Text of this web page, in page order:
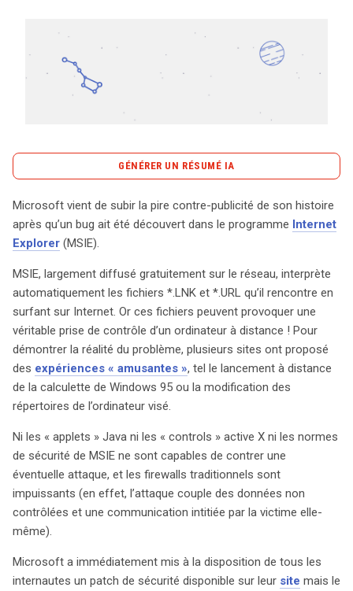
CONTACT
GÉNÉRER UN RÉSUMÉ IA
Microsoft fait face à une crise sans précédent après la
découverte d’un bug dans son navigateur Internet
de prendre le contrôle à distance d’un ordinateur. Ce
problème, qui touche un logiciel largement utilisé et
diffusé gratuitement, a suscité une onde de choc dans
le monde numérique. Plusieurs sites ont mis en place
des démonstrations provocantes, comme le lancement
à distance de la calculette de Windows 95, illustrant la
gravité de la situation. Les protections habituelles, y
compris les « applets » Java et les contrôles ActiveX,
ainsi que les normes de sécurité de MSIE, se sont
révélées inefficaces face à cette vulnérabilité. Les pare-
feu traditionnels ne peuvent pas contrer ces attaques,
car elles exploitent des données non contrôlées et
s’appuient sur une communication initiée par l’utilisateur
lui-même. En réponse à cette menace, Microsoft a
tous. Cependant, malgré cette mesure, les
répercussions de cet incident soulèvent des
Microsoft vient de subir la pire contre-publicité de son histoire
après qu’un bug ait été découvert dans le programme Internet
Explorer (MSIE).
MSIE, largement diffusé gratuitement sur le réseau, interprète
automatiquement les fichiers *.LNK et *.URL qu’il rencontre en
surfant sur Internet. Or ces fichiers peuvent provoquer une
véritable prise de contrôle d’un ordinateur à distance ! Pour
démontrer la réalité du problème, plusieurs sites ont proposé
des expériences « amusantes », tel le lancement à distance
de la calculette de Windows 95 ou la modification des
répertoires de l’ordinateur visé.
Ni les « applets » Java ni les « controls » active X ni les normes
de sécurité de MSIE ne sont capables de contrer une
éventuelle attaque, et les firewalls traditionnels sont
impuissants (en effet, l’attaque couple des données non
contrôlées et une communication intitiée par la victime elle-
même).
Microsoft a immédiatement mis à la disposition de tous les
internautes un patch de sécurité disponible sur leur site mais le